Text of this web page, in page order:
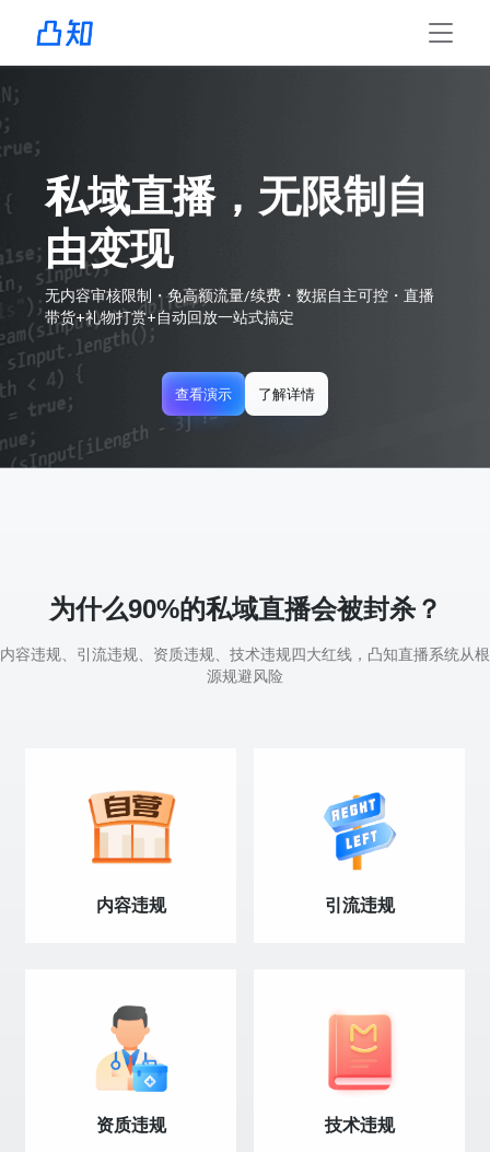
私域直播，无限制自
由变现
无内容审核限制・免高额流量/续费・数据自主可控・直播
带货+礼物打赏+自动回放一站式搞定
查看演示 了解详情
为什么90%的私域直播会被封杀？
内容违规、引流违规、资质违规、技术违规四大红线，凸知直播系统从根
源规避风险
内容违规 引流违规
资质违规 技术违规